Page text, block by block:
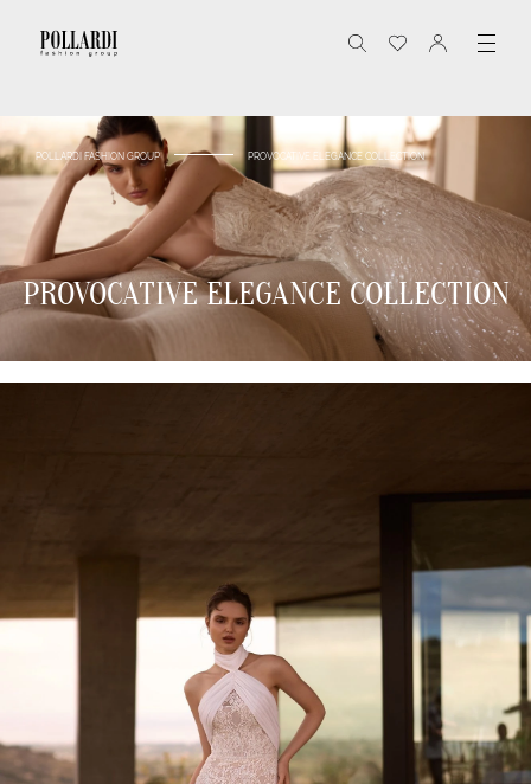
POLLARDI FASHION GROUP PROVOCATIVE ELEGANCE COLLECTION
PROVOCATIVE ELEGANCE COLLECTION